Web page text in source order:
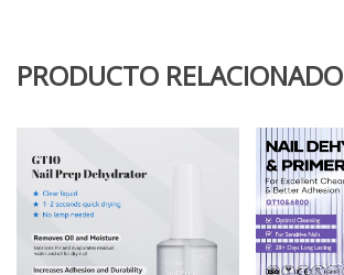
PRODUCTO RELACIONADO